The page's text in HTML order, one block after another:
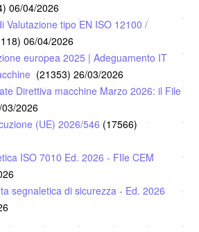
06/04/2026
Valutazione tipo EN ISO 12100 /
06/04/2026
europea 2025 | Adeguamento IT
(21353) 26/03/2026
Direttiva macchine Marzo 2026: il File
03/2026
(UE) 2026/546 (17566)
ISO 7010 Ed. 2026 - FIle CEM
segnaletica di sicurezza - Ed. 2026